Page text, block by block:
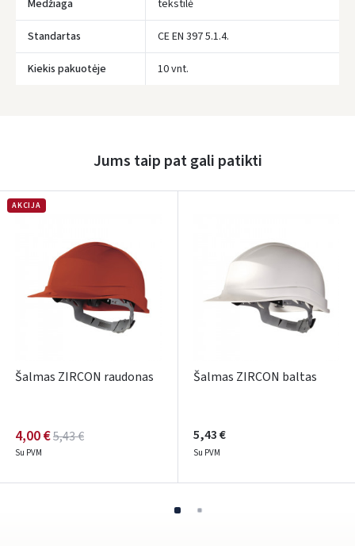
Medžiaga tekstilė
Standartas CE EN 397 5.1.4.
Kiekis pakuotėje 10 vnt.
Jums taip pat gali patikti
AKCIJA
Šalmas ZIRCON raudonas
4,00 €5,43 €
Su PVM
Šalmas ZIRCON baltas
5,43 €
Su PVM
Pamiršote slaptažodį?
Dar neturite paskyros? Registruokites